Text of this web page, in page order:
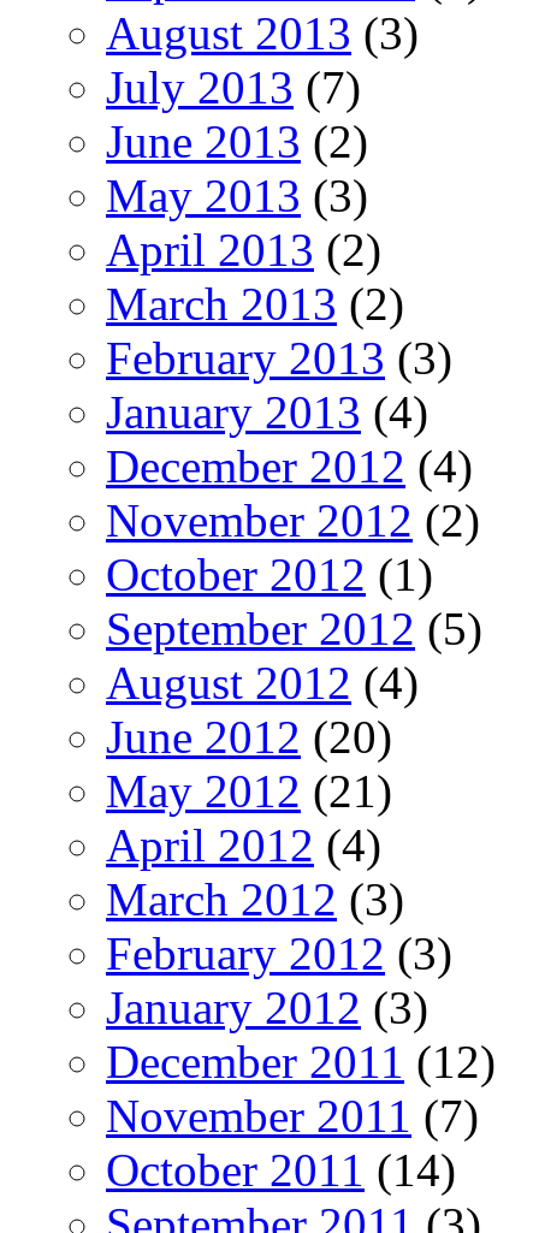
August 2013 (3)
July 2013 (7)
June 2013 (2)
May 2013 (3)
April 2013 (2)
March 2013 (2)
February 2013 (3)
January 2013 (4)
December 2012 (4)
November 2012 (2)
October 2012 (1)
September 2012 (5)
August 2012 (4)
June 2012 (20)
May 2012 (21)
April 2012 (4)
March 2012 (3)
February 2012 (3)
January 2012 (3)
December 2011 (12)
November 2011 (7)
October 2011 (14)